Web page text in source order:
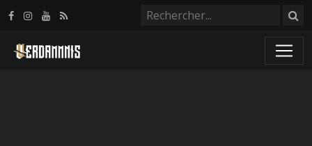
Panneau de gestion des cookies